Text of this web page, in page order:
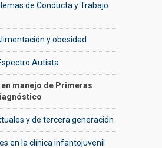
de Conducta y Trabajo
y obesidad
Autista
manejo de Primeras
y de tercera generación
en la clínica infantojuvenil